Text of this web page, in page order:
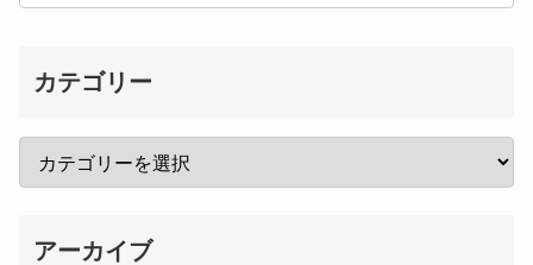
カテゴリー
アーカイブ